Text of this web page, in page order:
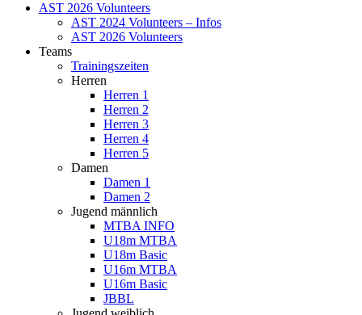
AST 2026 Volunteers
AST 2024 Volunteers – Infos
AST 2026 Volunteers
Teams
Trainingszeiten
Herren
Herren 1
Herren 2
Herren 3
Herren 4
Herren 5
Damen
Damen 1
Damen 2
Jugend männlich
MTBA INFO
U18m MTBA
U18m Basic
U16m MTBA
U16m Basic
JBBL